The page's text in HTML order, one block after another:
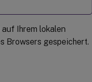
Ihrem lokalen
Browsers gespeichert.